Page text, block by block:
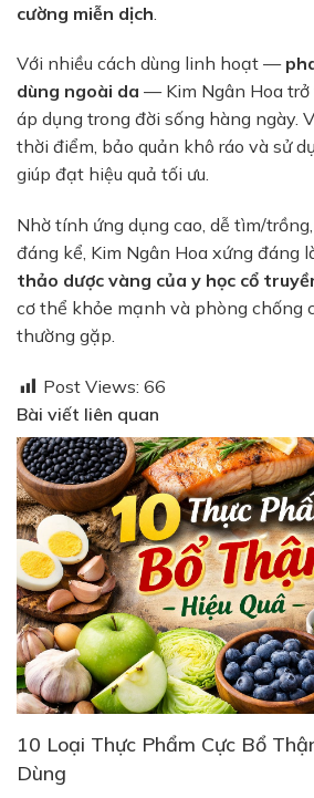
cường miễn dịch
Với nhiều cách dùng linh hoạt —
dùng ngoài da — Kim Ngân Hoa
áp dụng trong đời sống hàng ngày.
thời điểm, bảo quản khô ráo và sử
giúp đạt hiệu quả tối ưu.
Nhờ tính ứng dụng cao, dễ tìm/
đáng kể, Kim Ngân Hoa xứng đáng
thảo dược vàng của y học cổ
cơ thể khỏe mạnh và phòng chống
thường gặp.
Post Views: 66
Bài viết liên quan
10 Loại Thực Phẩm Cực Bổ
Dùng